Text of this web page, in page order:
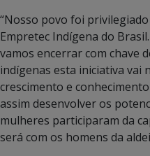
“Nosso povo foi
Empretec Indígena do
vamos encerrar com chave
indígenas esta iniciativa vai
crescimento e
assim desenvolver os
mulheres participaram da
será com os homens da